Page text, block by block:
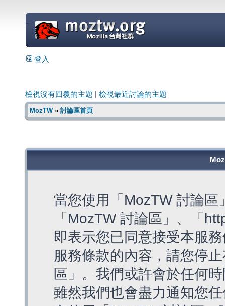
=
登入
檢視沒有回覆的主題 檢視最近討論的主題
MozTW» 討論區首頁
當您使用「MozTW 討論
「MozTW 討論區」、「
即表示您已同意接受本服
服務條款的內容，請您停
區」。我們或許會於任何
雖然我們也會盡力通知您